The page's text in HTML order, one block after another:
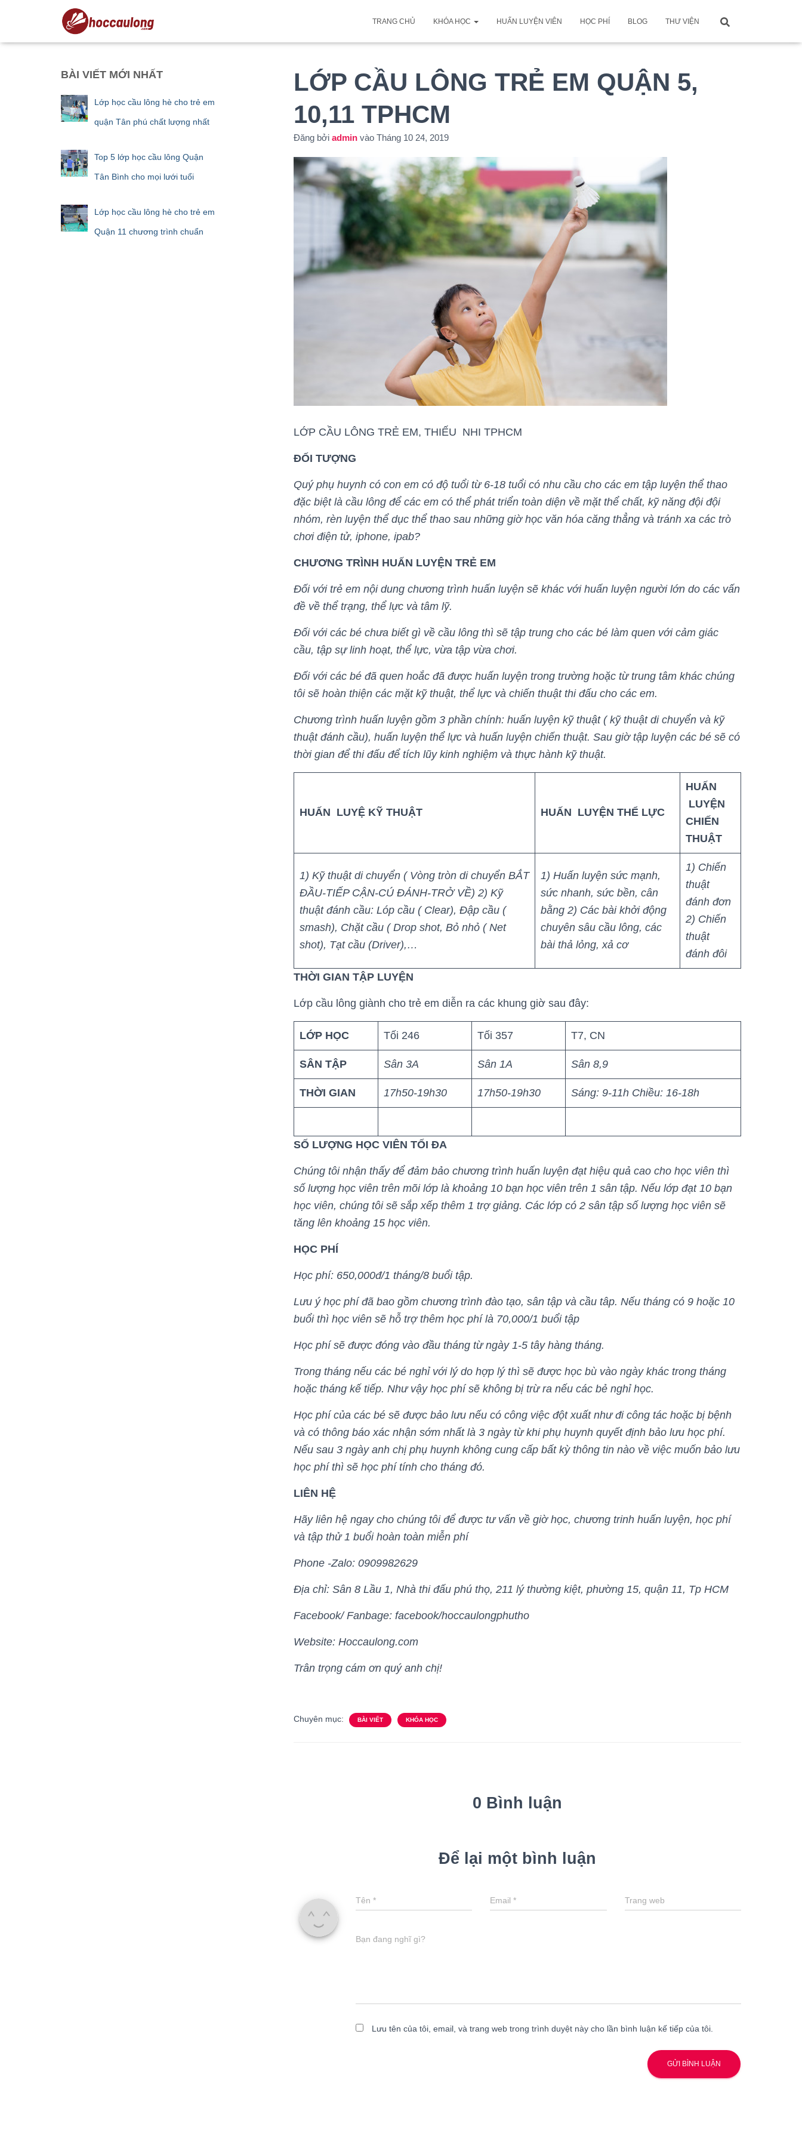
TRANG CHỦ KHÓA HỌC HUẤN LUYỆN VIÊN HỌC PHÍ BLOG THƯ VIỆN
BÀI VIẾT MỚI NHẤT
Lớp học cầu lông hè cho trẻ em
quận Tân phú chất lượng nhất
Top 5 lớp học cầu lông Quận
Tân Bình cho mọi lưới tuổi
Lớp học cầu lông hè cho trẻ em
Quận 11 chương trình chuẩn
LỚP CẦU LÔNG TRẺ EM QUẬN 5,
10,11 TPHCM
Đăng bởi admin vào Tháng 10 24, 2019
LỚP CẦU LÔNG TRẺ EM, THIẾU NHI TPHCM
ĐỐI TƯỢNG
Quý phụ huynh có con em có độ tuổi từ 6-18 tuổi có nhu cầu cho các em tập luyện thể thao
đặc biệt là cầu lông để các em có thể phát triển toàn diện về mặt thể chất, kỹ năng đội đội
nhóm, rèn luyện thể dục thể thao sau những giờ học văn hóa căng thẳng và tránh xa các trò
chơi điện tử, iphone, ipab?
CHƯƠNG TRÌNH HUẤN LUYỆN TRẺ EM
Đối với trẻ em nội dung chương trình huấn luyện sẽ khác với huấn luyện người lớn do các vấn
đề về thể trạng, thể lực và tâm lỹ.
Đối với các bé chưa biết gì về cầu lông thì sẽ tập trung cho các bé làm quen với cảm giác
cầu, tập sự linh hoạt, thể lực, vừa tập vừa chơi.
Đối với các bé đã quen hoắc đã được huấn luyện trong trường hoặc từ trung tâm khác chúng
tôi sẽ hoàn thiện các mặt kỹ thuật, thể lực và chiến thuật thi đấu cho các em.
Chương trình huấn luyện gồm 3 phần chính: huấn luyện kỹ thuật ( kỹ thuật di chuyển và kỹ
thuật đánh cầu), huấn luyện thể lực và huấn luyện chiến thuật. Sau giờ tập luyện các bé sẽ có
thời gian để thi đấu để tích lũy kinh nghiệm và thực hành kỹ thuật.
HUẤN LUYỆ KỸ THUẬT HUẤN LUYỆN THỂ LỰC
HUẤN
LUYỆN
CHIẾN
THUẬT
1) Kỹ thuật di chuyển ( Vòng tròn di chuyển BẮT
ĐẦU-TIẾP CẬN-CÚ ĐÁNH-TRỞ VỀ) 2) Kỹ
thuật đánh cầu: Lóp cầu ( Clear), Đập cầu (
smash), Chặt cầu ( Drop shot, Bỏ nhỏ ( Net
shot), Tạt cầu (Driver),…
1) Huấn luyện sức mạnh,
sức nhanh, sức bền, cân
bằng 2) Các bài khởi động
chuyên sâu cầu lông, các
bài thả lỏng, xả cơ
1) Chiến
thuật
đánh đơn
2) Chiến
thuật
đánh đôi
THỜI GIAN TẬP LUYỆN
Lớp cầu lông giành cho trẻ em diễn ra các khung giờ sau đây:
LỚP HỌC Tối 246 Tối 357 T7, CN
SÂN TẬP Sân 3A Sân 1A Sân 8,9
THỜI GIAN 17h50-19h30 17h50-19h30 Sáng: 9-11h Chiều: 16-18h
SỐ LƯỢNG HỌC VIÊN TỐI ĐA
Chúng tôi nhận thấy để đảm bảo chương trình huấn luyện đạt hiệu quả cao cho học viên thì
số lượng học viên trên mõi lớp là khoảng 10 bạn học viên trên 1 sân tập. Nếu lớp đạt 10 bạn
học viên, chúng tôi sẽ sắp xếp thêm 1 trợ giảng. Các lớp có 2 sân tập số lượng học viên sẽ
tăng lên khoảng 15 học viên.
HỌC PHÍ
Học phí: 650,000đ/1 tháng/8 buổi tập.
Lưu ý học phí đã bao gồm chương trình đào tạo, sân tập và cầu tâp. Nếu tháng có 9 hoặc 10
buổi thì học viên sẽ hỗ trợ thêm học phí là 70,000/1 buổi tập
Học phí sẽ được đóng vào đầu tháng từ ngày 1-5 tây hàng tháng.
Trong tháng nếu các bé nghỉ với lý do hợp lý thì sẽ được học bù vào ngày khác trong tháng
hoặc tháng kế tiếp. Như vậy học phí sẽ không bị trừ ra nếu các bẻ nghỉ học.
Học phí của các bé sẽ được bảo lưu nếu có công việc đột xuất như đi công tác hoặc bị bệnh
và có thông báo xác nhận sớm nhất là 3 ngày từ khi phụ huynh quyết định bảo lưu học phí.
Nếu sau 3 ngày anh chị phụ huynh không cung cấp bất kỳ thông tin nào về việc muốn bảo lưu
học phí thì sẽ học phí tính cho tháng đó.
LIÊN HỆ
Hãy liên hệ ngay cho chúng tôi để được tư vấn về giờ học, chương trinh huấn luyện, học phí
và tập thử 1 buổi hoàn toàn miễn phí
Phone -Zalo: 0909982629
Địa chỉ: Sân 8 Lầu 1, Nhà thi đấu phú thọ, 211 lý thường kiệt, phường 15, quận 11, Tp HCM
Facebook/ Fanbage: facebook/hoccaulongphutho
Website: Hoccaulong.com
Trân trọng cám ơn quý anh chị!
Chuyên mục: BÀI VIẾT KHÓA HỌC
0 Bình luận
Để lại một bình luận
Tên * Email* Trang web
Bạn đang nghĩ gì?
Lưu tên của tôi, email, và trang web trong trình duyệt này cho lần bình luận kế tiếp của tôi.